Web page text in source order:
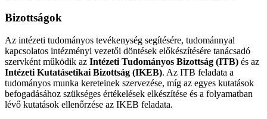
Bizottságok
Az intézeti tudományos tevékenység segítésére, tudománnyal
kapcsolatos intézményi vezetői döntések előkészítésére tanácsadó
szervként működik az Intézeti Tudományos Bizottság (ITB) és az
Intézeti Kutatásetikai Bizottság (IKEB). Az ITB feladata a
tudományos munka kereteinek szervezése, míg az egyes kutatások
befogadásához szükséges értékelések elkészítése és a folyamatban
lévő kutatások ellenőrzése az IKEB feladata.